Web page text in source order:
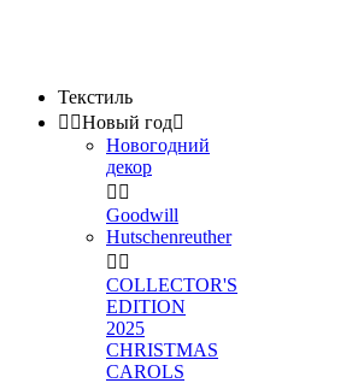
Текстиль
 Новый год
Новогодний
декор
 
Goodwill
Hutschenreuther
 
COLLECTOR'S
EDITION
2025
CHRISTMAS
CAROLS